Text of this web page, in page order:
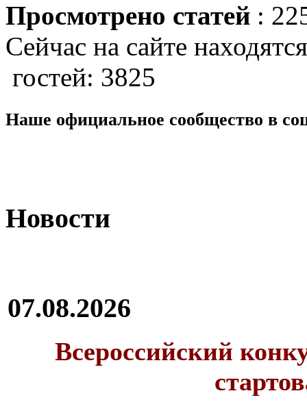
Просмотрено статей :
Сейчас на сайте
гостей: 3825
Наше официальное сообщество в
Новости
07.08.2026
Всероссийский